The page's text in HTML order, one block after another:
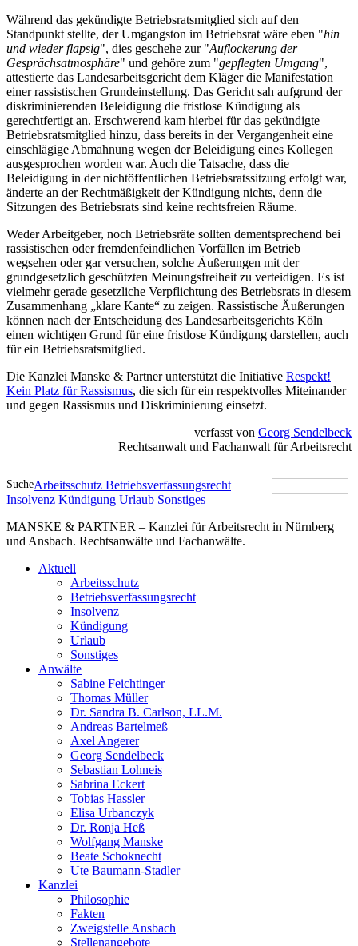
Während das gekündigte Betriebsratsmitglied sich auf den
Standpunkt stellte, der Umgangston im Betriebsrat wäre eben "hin
und wieder flapsig", dies geschehe zur "Auflockerung der
Gesprächsatmosphäre" und gehöre zum "gepflegten Umgang",
attestierte das Landesarbeitsgericht dem Kläger die Manifestation
einer rassistischen Grundeinstellung. Das Gericht sah aufgrund der
diskriminierenden Beleidigung die fristlose Kündigung als
gerechtfertigt an. Erschwerend kam hierbei für das gekündigte
Betriebsratsmitglied hinzu, dass bereits in der Vergangenheit eine
einschlägige Abmahnung wegen der Beleidigung eines Kollegen
ausgesprochen worden war. Auch die Tatsache, dass die
Beleidigung in der nichtöffentlichen Betriebsratssitzung erfolgt war,
änderte an der Rechtmäßigkeit der Kündigung nichts, denn die
Sitzungen des Betriebsrats sind keine rechtsfreien Räume.
Weder Arbeitgeber, noch Betriebsräte sollten dementsprechend bei
rassistischen oder fremdenfeindlichen Vorfällen im Betrieb
wegsehen oder gar versuchen, solche Äußerungen mit der
grundgesetzlich geschützten Meinungsfreiheit zu verteidigen. Es ist
vielmehr gerade gesetzliche Verpflichtung des Betriebsrats in diesem
Zusammenhang „klare Kante“ zu zeigen. Rassistische Äußerungen
können nach der Entscheidung des Landesarbeitsgerichts Köln
einen wichtigen Grund für eine fristlose Kündigung darstellen, auch
für ein Betriebsratsmitglied.
Die Kanzlei Manske & Partner unterstützt die Initiative Respekt!
Kein Platz für Rassismus, die sich für ein respektvolles Miteinander
und gegen Rassismus und Diskriminierung einsetzt.
verfasst von Georg Sendelbeck
Rechtsanwalt und Fachanwalt für Arbeitsrecht
SucheArbeitsschutz Betriebsverfassungsrecht
Insolvenz Kündigung Urlaub Sonstiges
MANSKE & PARTNER – Kanzlei für Arbeitsrecht in Nürnberg
und Ansbach. Rechtsanwälte und Fachanwälte.
Aktuell
Arbeitsschutz
Betriebsverfassungsrecht
Insolvenz
Kündigung
Urlaub
Sonstiges
Anwälte
Sabine Feichtinger
Thomas Müller
Dr. Sandra B. Carlson, LL.M.
Andreas Bartelmeß
Axel Angerer
Georg Sendelbeck
Sebastian Lohneis
Sabrina Eckert
Tobias Hassler
Elisa Urbanczyk
Dr. Ronja Heß
Wolfgang Manske
Beate Schoknecht
Ute Baumann-Stadler
Kanzlei
Philosophie
Fakten
Zweigstelle Ansbach
Stellenangebote